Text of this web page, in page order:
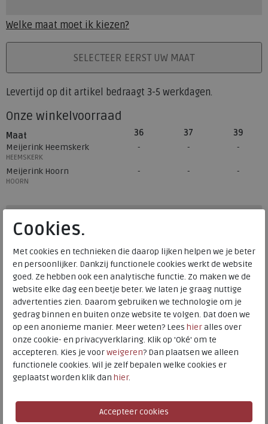
Welke maat moet ik kiezen?
PLAATS IN WINKELMANDSELECTEER EERST UW MAAT
Levertijd op dit artikel bedraagt 3-5 werkdagen.
Onze winkelvoorraad
Maat 36 37
39
Meijerink Heemskerk
HEEMSKERK
Meijerink Hoorn
HOORN
Hulp nodig? bel:
Voor 14:00 uur besteld = dezelfde werkdag verzonden*
Altijd retourneren, binnen 1 werkdag terugbetaald
Alternatieve kleuren
FitFlop
Cookies.
Met cookies en technieken die daarop lijken helpen we je beter
en persoonlijker. Dankzij functionele cookies werkt de website
goed. Ze hebben ook een analytische functie. Zo maken we de
website elke dag een beetje beter. We laten je graag nuttige
advertenties zien. Daarom gebruiken we technologie om je
gedrag binnen en buiten onze website te volgen. Dat doen we
op een anonieme manier. Meer weten? Lees hieralles over
onze cookie- en privacyverklaring. Klik op 'Oké' om te
accepteren. Kies je voorweigeren? Dan plaatsen we alleen
functionele cookies. Wil je zelf bepalen welke cookies er
geplaatst worden klik dan hier.